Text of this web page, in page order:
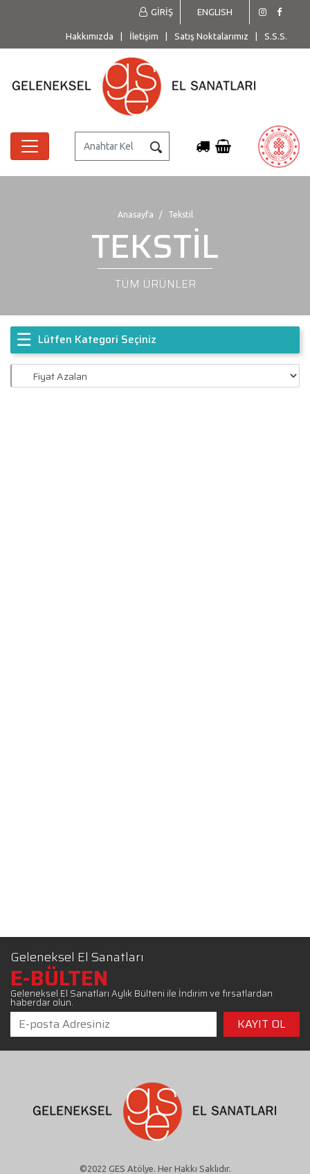
ENGLISH
GİRİŞ
Hakkımızda İletişim Satış Noktalarımız S.S.S.
Anasayfa Tekstil
TEKSTİL
TÜM ÜRÜNLER
☰ Lütfen Kategori Seçiniz
Geleneksel El Sanatları
E-BÜLTEN
Geleneksel El Sanatları Aylık Bülteni ile İndirim ve fırsatlardan
haberdar olun.
©2022 GES Atölye. Her Hakkı Saklıdır.